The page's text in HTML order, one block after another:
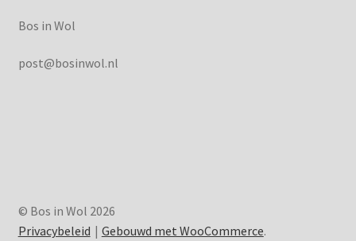
Bos in Wol
post@bosinwol.nl
© Bos in Wol 2026
Privacybeleid
Gebouwd met WooCommerce.